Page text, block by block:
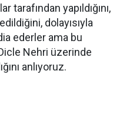
tarafından yapıldığını,
dolayısıyla
ederler ama bu
Nehri üzerinde
anlıyoruz.